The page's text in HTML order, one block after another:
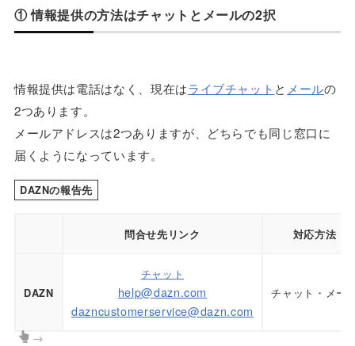
① 情報提供の方法はチャットとメールの2択
情報提供は電話はなく、現在はライブチャット と メールの
2つあります。
メールアドレスは2つありますが、どちらでも同じ窓口に
届くようになっています。
DAZNの報告先
問合せ先リンク 対応方法
DAZN
チャット
help@dazn.com
dazncustomerservice@dazn.com
チャット・メー
→